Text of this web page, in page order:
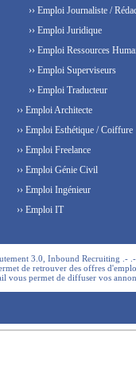
›› Emploi Journaliste /
›› Emploi Juridique
›› Emploi Ressources
›› Emploi Superviseurs
›› Emploi Traducteur
›› Emploi Architecte
›› Emploi Esthétique / Coiffure
›› Emploi Freelance
›› Emploi Génie Civil
›› Emploi Ingénieur
›› Emploi IT
3.0, Inbound Recruiting .-
de retrouver des offres
vous permet de diffuser vos